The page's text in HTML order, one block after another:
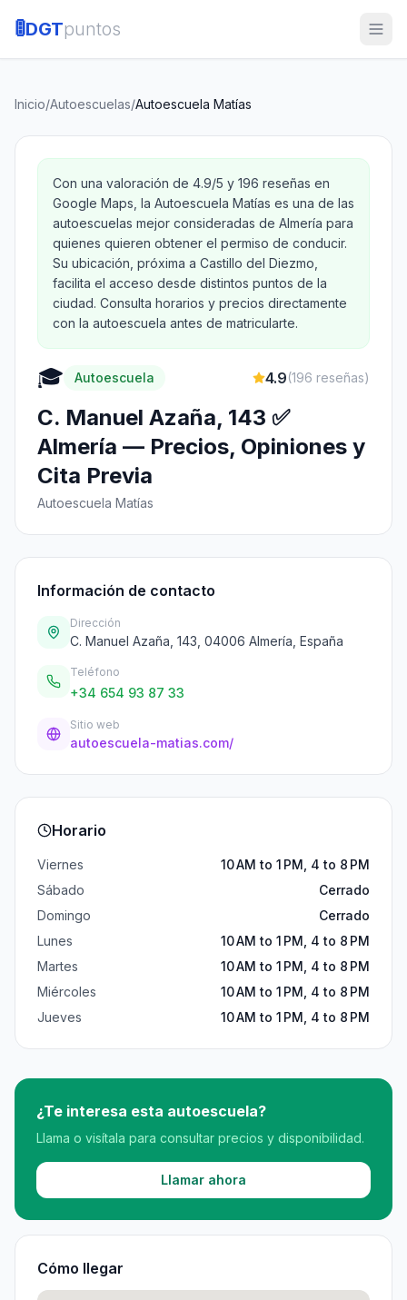
🚦DGTpuntos
Inicio/Autoescuelas/Autoescuela Matías
Con una valoración de 4.9/5 y 196 reseñas en
Google Maps, la Autoescuela Matías es una de las
autoescuelas mejor consideradas de Almería para
quienes quieren obtener el permiso de conducir.
Su ubicación, próxima a Castillo del Diezmo,
facilita el acceso desde distintos puntos de la
ciudad. Consulta horarios y precios directamente
con la autoescuela antes de matricularte.
🎓 Autoescuela 4.9(196 reseñas)
C. Manuel Azaña, 143 ✅
Almería — Precios, Opiniones y
Cita Previa
Autoescuela Matías
Información de contacto
Dirección
C. Manuel Azaña, 143, 04006 Almería, España
Teléfono
+34 654 93 87 33
Sitio web
autoescuela-matias.com/
Horario
Viernes
10 AM to 1 PM, 4 to 8 PM
Sábado
Cerrado
Domingo
Cerrado
Lunes
10 AM to 1 PM, 4 to 8 PM
Martes
10 AM to 1 PM, 4 to 8 PM
Miércoles
10 AM to 1 PM, 4 to 8 PM
Jueves
10 AM to 1 PM, 4 to 8 PM
¿Te interesa esta autoescuela?
Llama o visítala para consultar precios y disponibilidad.
Llamar ahora
Cómo llegar